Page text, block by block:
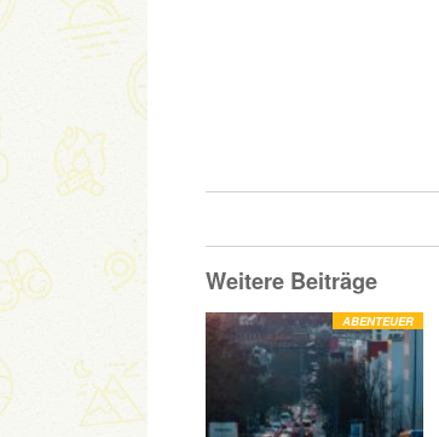
Weitere Beiträge
ABENTEUER